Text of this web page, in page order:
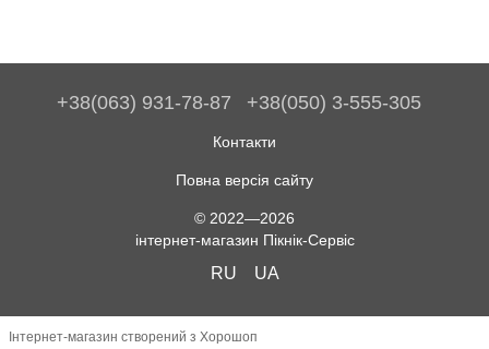
+38(063) 931-78-87 +38(050) 3-555-305
Контакти
Повна версія сайту
© 2022—2026
інтернет-магазин Пікнік-Сервіс
RU UA
Інтернет-магазин створений з Хорошоп